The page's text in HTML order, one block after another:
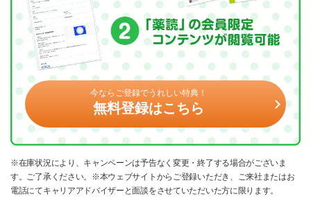
今ならご登録でうれしい特典！
無料登録はこちら
※在庫状況により、キャンペーンは予告なく変更・終了する場合がございま
す。ご了承ください。※本ウェブサイトからご登録いただき、ご来社またはお
電話にてキャリアアドバイザーと面談をさせていただいた方に限ります。